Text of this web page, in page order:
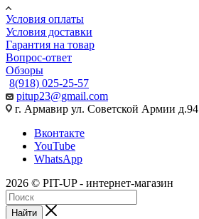
Условия оплаты
Условия доставки
Гарантия на товар
Вопрос-ответ
Обзоры
8(918) 025-25-57
pitup23@gmail.com
г. Армавир ул. Советской Армии д.94
Вконтакте
YouTube
WhatsApp
2026 © PIT-UP - интернет-магазин
Найти